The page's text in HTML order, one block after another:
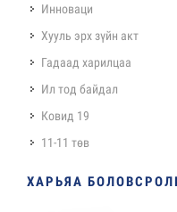
Инноваци
Хууль эрх зүйн акт
Гадаад харилцаа
Ил тод байдал
Ковид 19
11-11 төв
ХАРЬЯА